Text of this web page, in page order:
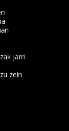
jarri
zein